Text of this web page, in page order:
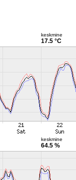
keskmine
17.5 °C
keskmine
64.5 %